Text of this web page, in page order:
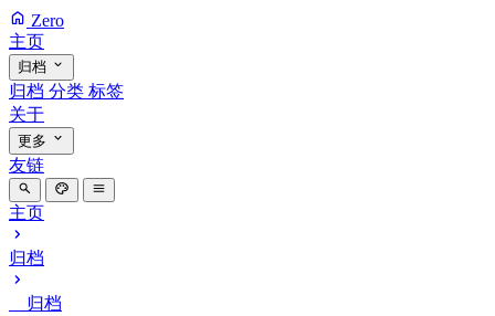
Zero
主页
归档
归档 分类 标签
关于
更多
友链
主页
归档
归档